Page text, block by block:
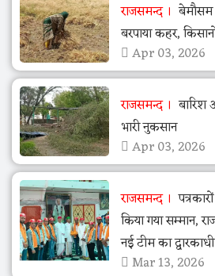
राजसमन्द
बेमौसम
बरपाया कहर,
Apr 03, 2026
राजसमन्द
भारी नुकसान
Apr 03, 2026
राजसमन्द
किया गया सम्मान,
नई टीम का
Mar 13, 2026